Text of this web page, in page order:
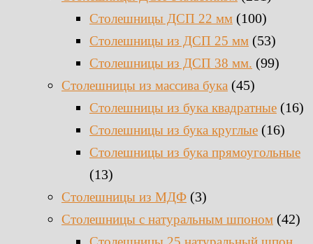
Столешницы ДСП 22 мм (100)
Столешницы из ДСП 25 мм (53)
Столешницы из ДСП 38 мм. (99)
Столешницы из массива бука (45)
Столешницы из бука квадратные (16)
Столешницы из бука круглые (16)
Столешницы из бука прямоугольные
(13)
Столешницы из МДФ (3)
Столешницы с натуральным шпоном (42)